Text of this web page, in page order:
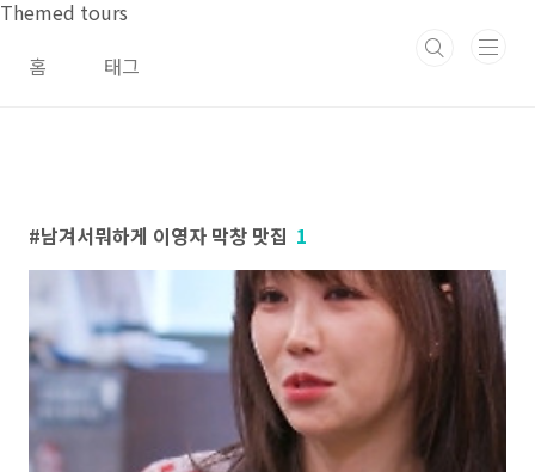
본문 바로가기
Themed tours
홈
태그
남겨서뭐하게 이영자 막창 맛집 1